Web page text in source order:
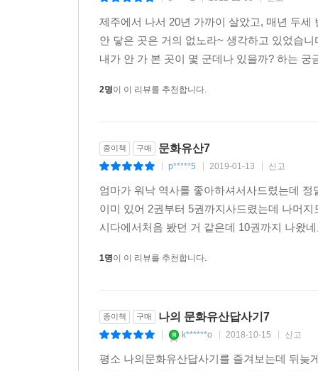
‘답사기’의 새로운 경지
‘답사기’ 2권 출간 당시 시인 고은은 “유홍준의
못하고 제대로 조명된 적 없는 문화유산의 가치
통해 제주는 흔한 관광지와 휴양지를 넘어서 한
선보인다. 이어서 앞권 1~6권도 전자책으로 출
버전’으로도 제작되었다. 또한 이번에는 제주 지
제주에서 나서 20년 가까이 살았고, 매년 두
안 닿은 곳은 거의 없노라~ 생각하고 있었습
내가 안 가 본 곳이 몇 군데나 있을까? 하는
2명이 이 리뷰를 추천합니다.
종이책 구매 문화유산7
p*****5 2019-01-13 신고
엄마가 워낙 역사를 좋아하셔서사드렸는데
이미 있어 2권부터 5권까지사드렸는데 나머
시다에서처음 봤던 거 같은데 10권까지 나왔
1명이 이 리뷰를 추천합니다.
종이책 구매 나의 문화유산답사기7
k******o 2018-10-15 신고
평소 나의문화유산답사기를 즐겨보는데 뒤늦